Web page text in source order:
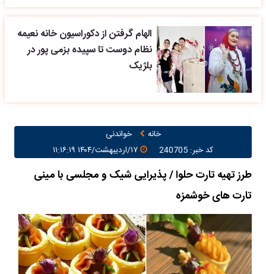
الهام گرفتن از دکوراسیون خانه نعیمه
نظام دوست تا سپیده بزمی پور در
بلژیک
خانه
خواندنی
کد خبر: 240705
طرز تهیه تارت حلوا / پذیرایی شیک و مجلسی با مینی
تارت های خوشمزه